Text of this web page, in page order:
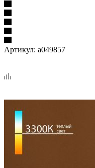
Артикул: a049857